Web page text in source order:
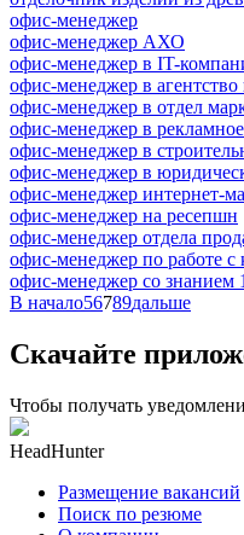
офис-менеджер
офис-менеджер АХО
офис-менеджер в IT-
офис-менеджер в
офис-менеджер в отдел
офис-менеджер в рекламное
офис-менеджер в
офис-менеджер в
офис-менеджер интернет-
офис-менеджер на ресепшн
офис-менеджер отдела
офис-менеджер по работе с
офис-менеджер со знанием
В начало56789дальше
Скачайте
Чтобы получать
HeadHunter
Размещение вакансий
Поиск по резюме